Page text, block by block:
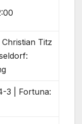
Titz
3 | Fortuna: